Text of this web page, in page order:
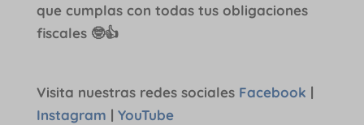
que cumplas con todas tus obligaciones
fiscales 🤓👍
Visita nuestras redes sociales Facebook |
Instagram | YouTube